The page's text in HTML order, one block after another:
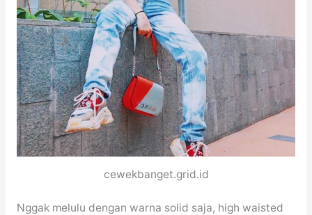
cewekbanget.grid.id
Nggak melulu dengan warna solid saja, high waisted